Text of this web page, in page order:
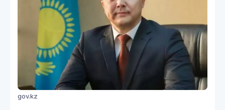
gov.kz